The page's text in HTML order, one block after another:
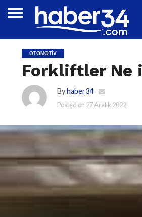
OTOMOTIV
Forkliftler Ne
Byhaber34
Posted on 27 Aralık 2022